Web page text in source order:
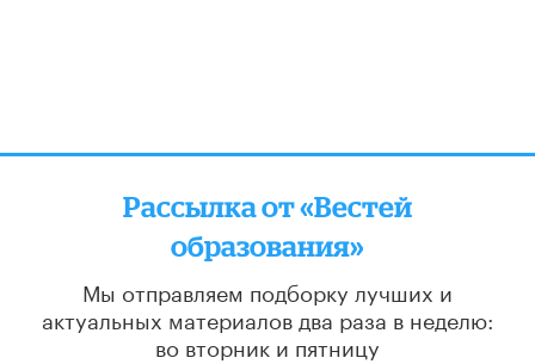
Рассылка от «Вестей
образования»
Мы отправляем подборку лучших и
актуальных материалов два раза в неделю:
во вторник и пятницу